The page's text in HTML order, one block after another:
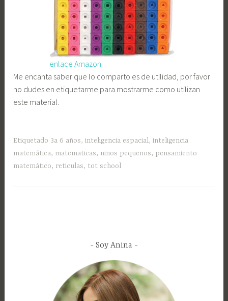
enlace Amazon
Me encanta saber que lo comparto es de utilidad, por favor
no dudes en etiquetarme para mostrarme como utilizan
este material.
Etiquetado 3a 6 años,inteligencia espacial,inteligencia
matemática, matematicas, niños pequeños, pensamiento
matemático, reticulas, tot school
Soy Anina